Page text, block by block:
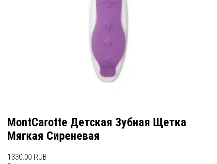
MontCarotte Детская Зубная Щетка
Мягкая Сиреневая
1330.00 RUB